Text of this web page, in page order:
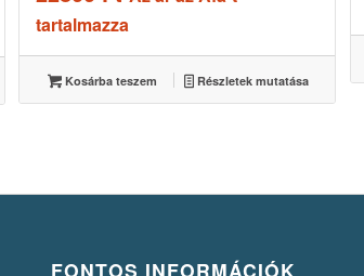
tartalmazza
Kosárba teszem Részletek mutatása
FONTOS INFORMÁCIÓK